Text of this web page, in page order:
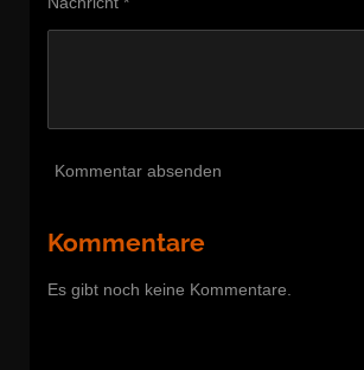
Kommentar absenden
Kommentare
Es gibt noch keine Kommentare.